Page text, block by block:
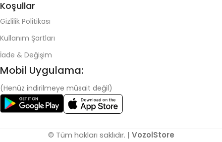
Koşullar
Gizlilik Politikası
Kullanım Şartları
İade & Değişim
Mobil Uygulama:
(Henüz indirilmeye müsait değil)
© Tüm hakları saklıdır. | VozolStore